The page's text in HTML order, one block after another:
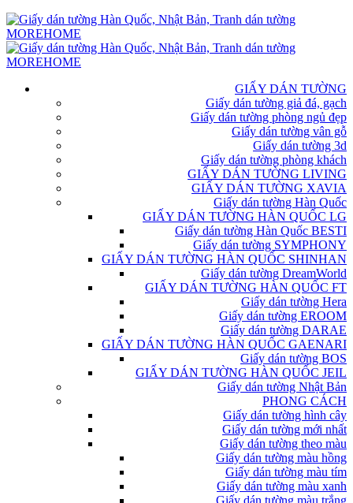
GIẤY DÁN TƯỜNG
Giấy dán tường giả đá, gạch
Giấy dán tường phòng ngủ đẹp
Giấy dán tường vân gỗ
Giấy dán tường 3d
Giấy dán tường phòng khách
GIẤY DÁN TƯỜNG LIVING
GIẤY DÁN TƯỜNG XAVIA
Giấy dán tường Hàn Quốc
GIẤY DÁN TƯỜNG HÀN QUỐC LG
Giấy dán tường Hàn Quốc BESTI
Giấy dán tường SYMPHONY
GIẤY DÁN TƯỜNG HÀN QUỐC SHINHAN
Giấy dán tường DreamWorld
GIẤY DÁN TƯỜNG HÀN QUỐC FT
Giấy dán tường Hera
Giấy dán tường EROOM
Giấy dán tường DARAE
GIẤY DÁN TƯỜNG HÀN QUỐC GAENARI
Giấy dán tường BOS
GIẤY DÁN TƯỜNG HÀN QUỐC JEIL
Giấy dán tường Nhật Bản
PHONG CÁCH
Giấy dán tường hình cây
Giấy dán tường mới nhất
Giấy dán tường theo màu
Giấy dán tường màu hồng
Giấy dán tường màu tím
Giấy dán tường màu xanh
Giấy dán tường màu trắng